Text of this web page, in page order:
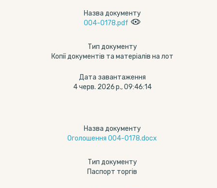
Назва документу
004-0178.pdf
Тип документу
Копії документів та матеріалів на лот
Дата завантаження
4 черв. 2026 р., 09:46:14
Назва документу
Оголошення 004-0178.docx
Тип документу
Паспорт торгів